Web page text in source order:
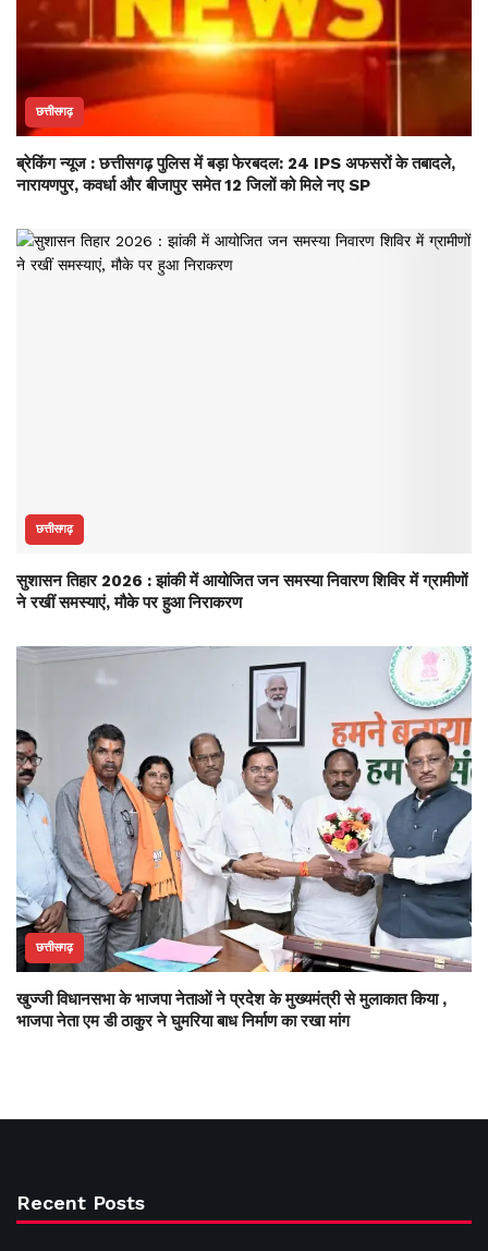
छत्तीसगढ़
ब्रेकिंग न्यूज : छत्तीसगढ़ पुलिस में बड़ा फेरबदल: 24 IPS अफसरों के तबादले,
नारायणपुर, कवर्धा और बीजापुर समेत 12 जिलों को मिले नए SP
छत्तीसगढ़
सुशासन तिहार 2026 : झांकी में आयोजित जन समस्या निवारण शिविर में ग्रामीणों
ने रखीं समस्याएं, मौके पर हुआ निराकरण
छत्तीसगढ़
खुज्जी विधानसभा के भाजपा नेताओं ने प्रदेश के मुख्यमंत्री से मुलाकात किया ,
भाजपा नेता एम डी ठाकुर ने घुमरिया बाध निर्माण का रखा मांग
Recent Posts